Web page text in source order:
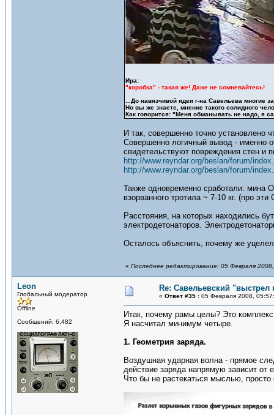
Ира:
"коробка" - такая же! Даже не сомневайтесь!
...До навязчивой идеи г-на Савельева многие
Но вы же знаете, мнение такого солидного
Как говорится: "Меня обманывать не надо, я
И так, совершенно точно установлено
Совершенно логичный вывод - именно
свидетельствуют повреждения стен и
http://www.reyndar.org/beslan/forum/
http://www.reyndar.org/beslan/forum/
Также одновременно сработали: мина
взорванного тротила ~ 7-10 кг. (про
Расстояния, на которых находились
электродетонаторов.
Осталось объяснить, почему же
« Последнее редактирование: 05 Февраля
Leon
Глобальный модератор
Offline
Сообщений: 6,482
Re: Савельевский "выстрел
« Ответ #35 : 05 Февраля 2008,
Итак, почему рамы целы? Это
Я насчитал минимум четыре.
1. Геометрия заряда.
Воздушная ударная волна - прямое
действие заряда напрямую зависит от
Что бы не растекаться мыслью, просто